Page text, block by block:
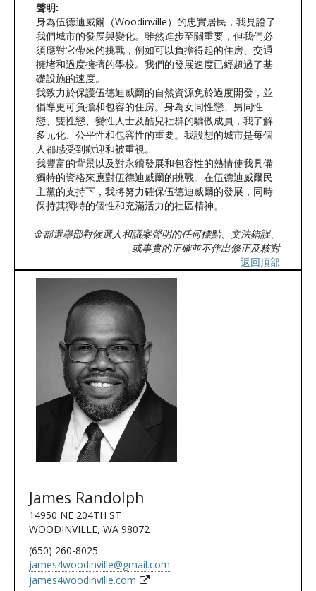
聲明:
身為伍德迪威爾（Woodinville）的忠實居民，我見證了
我們城市的發展與變化。雖然進步至關重要，但我們必
須應對它帶來的挑戰，例如可以負擔得起的住房、交通
擁堵和過度擁擠的學校。我們的發展速度已經超過了基
礎設施的速度。
我致力於保護伍德迪威爾的自然資源免於過度開發，並
倡導更可負擔和包容的住房。身為女同性戀、男同性
戀、雙性戀、變性人士及酷兒社群的驕傲成員，我了解
多元化、公平性和包容性的重要。我設想的城市是每個
人都感受到歡迎和被重視。
我豐富的背景以及對永續發展和包容性的熱情使我具備
獨特的資格來應對伍德迪威爾的挑戰。在伍德迪威爾民
主黨的支持下，我將努力確保伍德迪威爾的發展，同時
保持其獨特的個性和充滿活力的社區精神。
金郡選舉部對候選人和議案聲明的任何標點、文法錯誤、
或事實的正確並不作出修正及核對
返回頂部
James Randolph
14950 NE 204TH ST
WOODINVILLE, WA 98072
(650) 260-8025
james4woodinville@gmail.com
james4woodinville.com